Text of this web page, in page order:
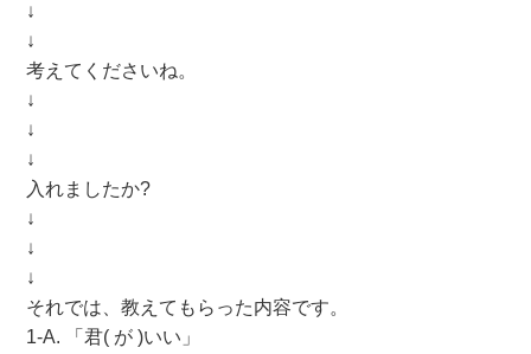
↓
↓
考えてくださいね。
↓
↓
↓
入れましたか?
↓
↓
↓
それでは、教えてもらった内容です。
1-A. 「君( が )いい」